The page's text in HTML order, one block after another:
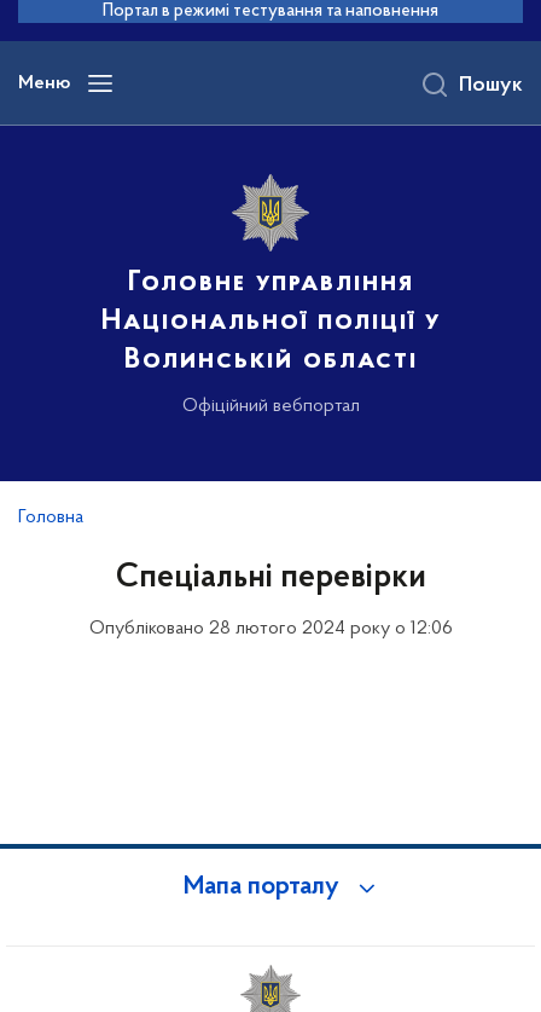
основного
вмісту
Портал в режимі тестування та наповнення
Меню
Головне управління
Національної поліції у
Волинській області
Офіційний вебпортал
Пошук
Головна
Спеціальні перевірки
Опубліковано 28 лютого 2024 року о 12:06
Мапа порталу